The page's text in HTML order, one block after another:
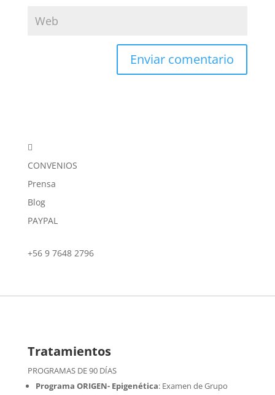

CONVENIOS
Prensa
Blog
PAYPAL
+56 9 7648 2796
Tratamientos
PROGRAMAS DE 90 DÍAS
Programa ORIGEN- Epigenética:Examen de Grupo